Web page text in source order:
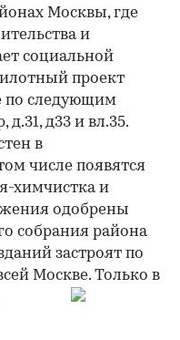
Москвы, где
и
социальной
проект
по следующим
д.31, д33 и вл.35.
в
числе появятся
химчистка и
одобрены
собрания района
застроят по
Москве. Только в